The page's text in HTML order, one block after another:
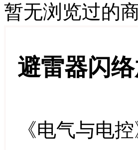
暂无浏览过的
避雷器闪
《电气与电